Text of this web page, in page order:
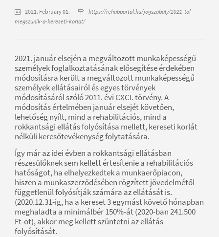
2021. February 01.
https://rehabportal.hu/jogszabaly/2021-tol-
megszunik-a-kereseti-korlat/
2021. január elsején a megváltozott munkaképességű
személyek foglalkoztatásának elősegítése érdekében
módosításra került a megváltozott munkaképességű
személyek ellátásairól és egyes törvények
módosításáról szóló 2011. évi CXCI. törvény. A
módosítás értelmében január elsejét követően,
lehetőség nyílt, mind a rehabilitációs, mind a
rokkantsági ellátás folyósítása mellett, kereseti korlát
nélküli keresőtevékenység folytatására.
Így már az idei évben a rokkantsági ellátásban
részesülőknek sem kellett értesítenie a rehabilitációs
hatóságot, ha elhelyezkedtek a munkaerőpiacon,
hiszen a munkaszerződésében rögzített jövedelmétől
függetlenül folyósítják számára az ellátását is.
(2020.12.31-ig, ha a kereset 3 egymást követő hónapban
meghaladta a minimálbér 150%-át (2020-ban 241.500
Ft-ot), akkor meg kellett szüntetni az ellátás
folyósítását.